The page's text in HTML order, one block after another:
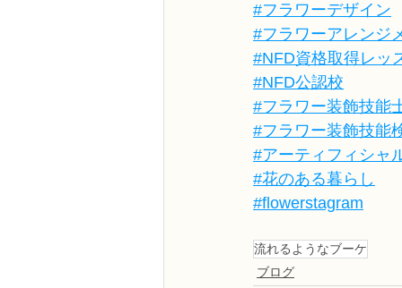
#フラワーデザイン
#フラワーアレンジ
#NFD資格取得レッ
#NFD公認校
#フラワー装飾技能
#フラワー装飾技能
#アーティフィシャ
#花のある暮らし
#flowerstagram
流れるようなブーケ
ブログ